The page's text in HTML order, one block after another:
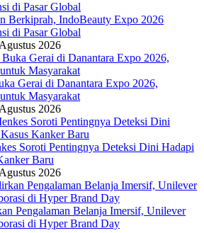
Berkiprah, IndoBeauty Expo 2026
di Pasar Global
2026
Gerai di Danantara Expo 2026,
Masyarakat
2026
Soroti Pentingnya Deteksi Dini Hadapi
Baru
2026
Pengalaman Belanja Imersif, Unilever
di Hyper Brand Day